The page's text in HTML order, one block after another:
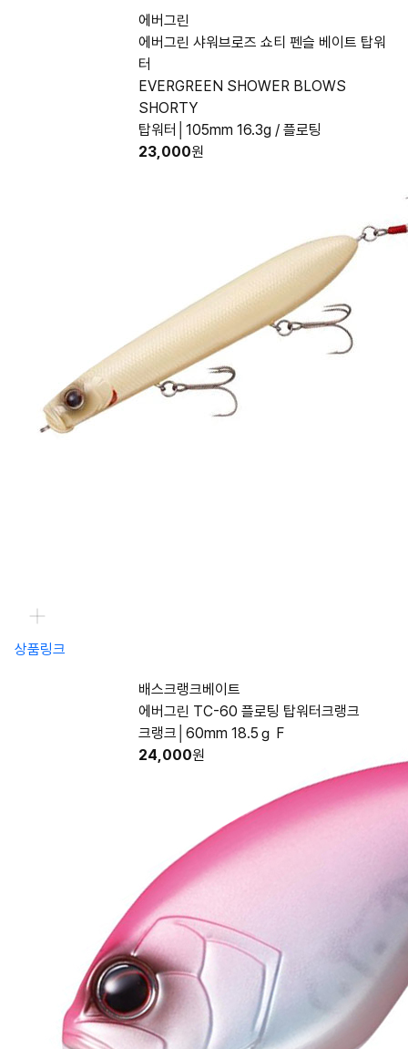
에버그린
에버그린 샤워브로즈 쇼티 펜슬 베이트 탑워
터
EVERGREEN SHOWER BLOWS
SHORTY
탑워터│105mm 16.3g / 플로팅
23,000원
상품링크
배스크랭크베이트
에버그린 TC-60 플로팅 탑워터크랭크
크랭크│60mm 18.5ｇ F
24,000원